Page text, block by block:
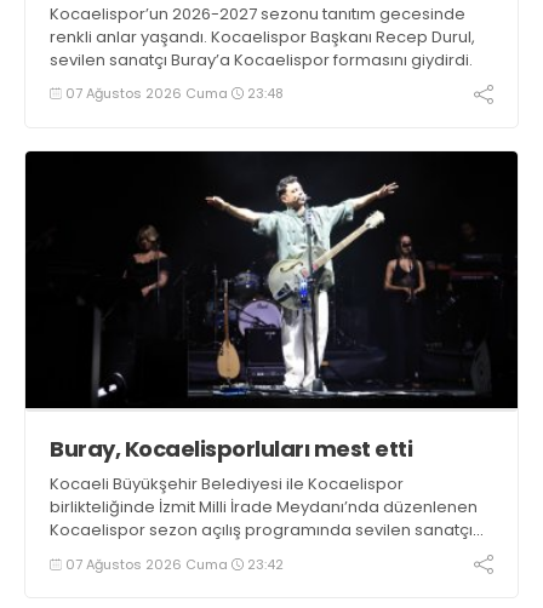
Kocaelispor’un 2026-2027 sezonu tanıtım gecesinde
renkli anlar yaşandı. Kocaelispor Başkanı Recep Durul,
sevilen sanatçı Buray’a Kocaelispor formasını giydirdi.
07 Ağustos 2026 Cuma 23:48
Buray, Kocaelisporluları mest etti
Kocaeli Büyükşehir Belediyesi ile Kocaelispor
birlikteliğinde İzmit Milli İrade Meydanı’nda düzenlenen
Kocaelispor sezon açılış programında sevilen sanatçı
Buray, verdiği konserle meydanı inletti.
07 Ağustos 2026 Cuma 23:42